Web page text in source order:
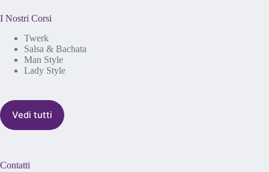
I Nostri Corsi
Twerk
Salsa & Bachata
Man Style
Lady Style
Vedi tutti
Contatti